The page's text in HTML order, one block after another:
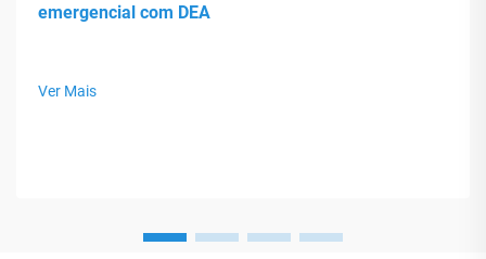
emergencial com DEA
Ver Mais